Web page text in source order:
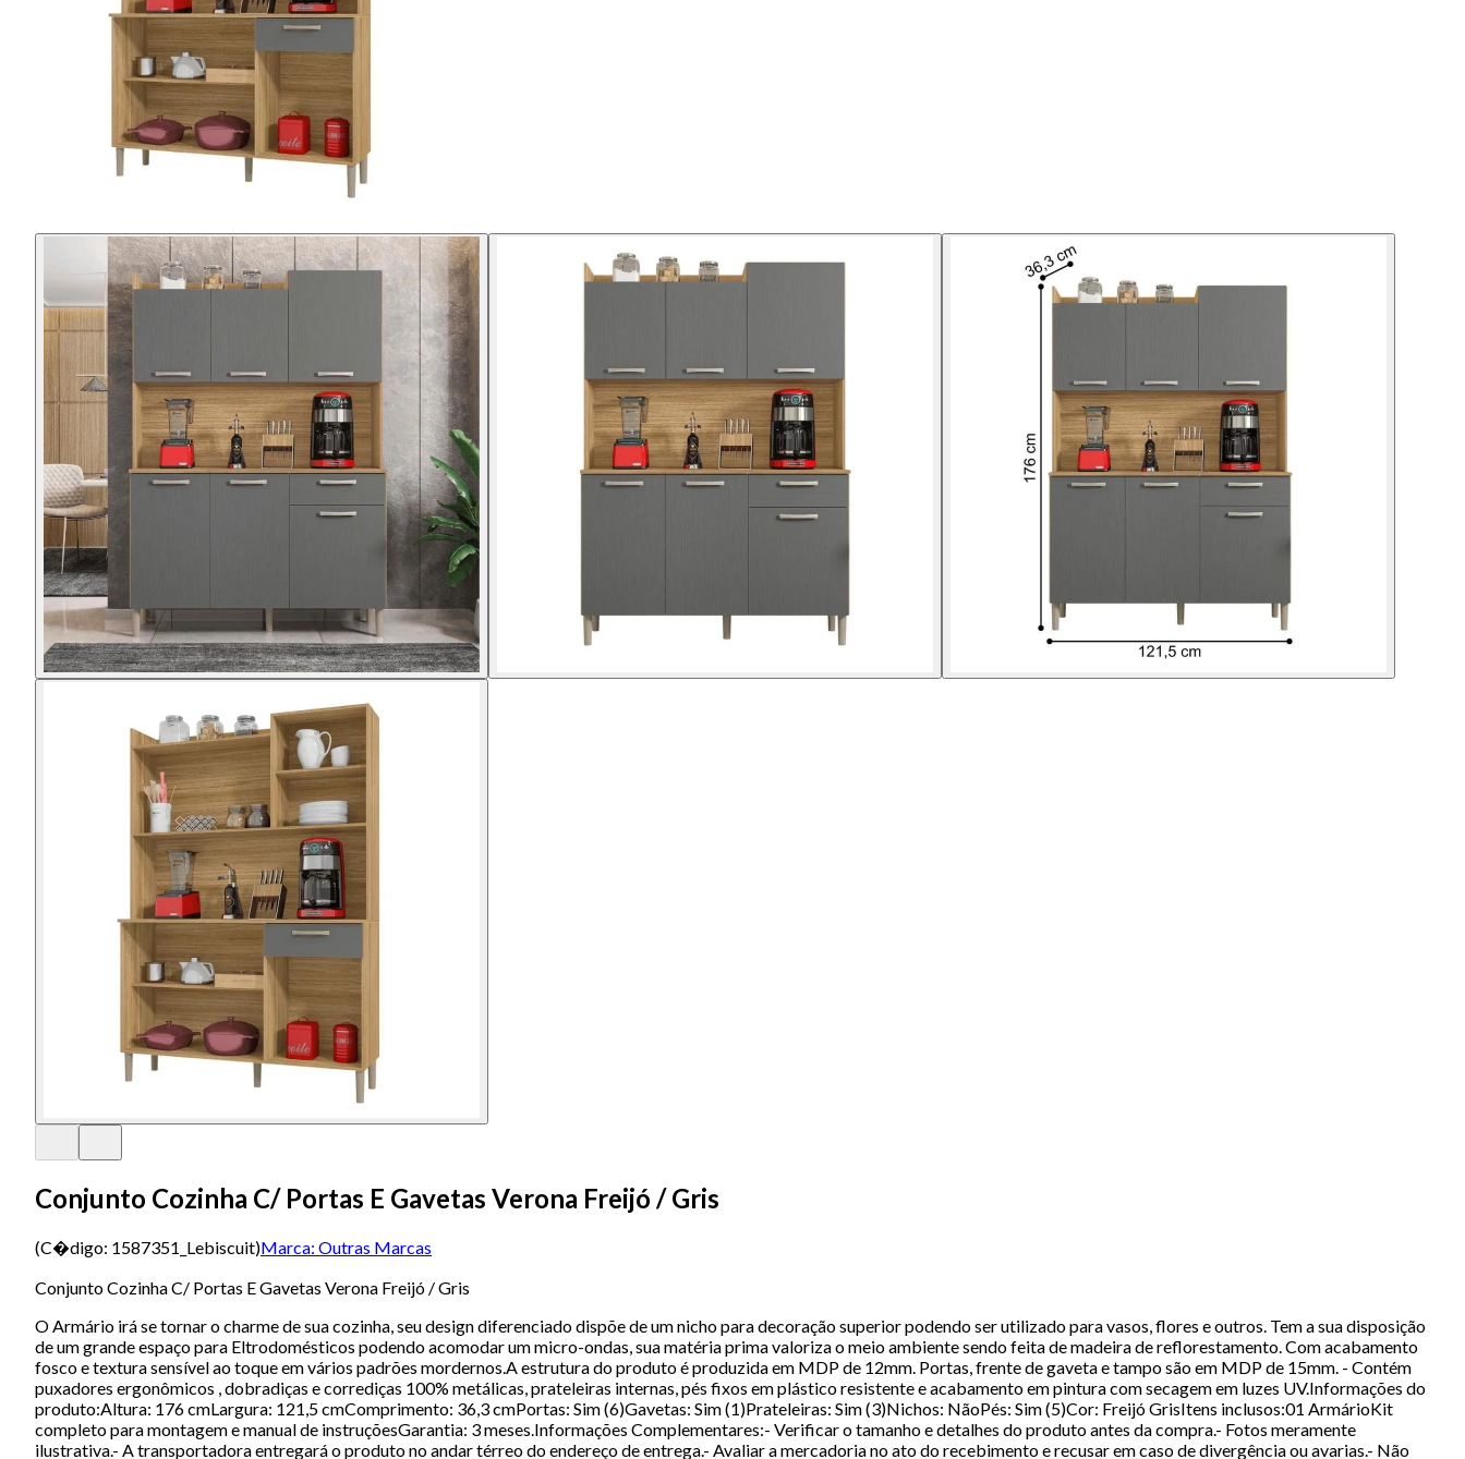
Conjunto Cozinha C/ Portas E Gavetas Verona Freijó / Gris
(C�digo: 1587351_Lebiscuit)Marca: Outras Marcas
Conjunto Cozinha C/ Portas E Gavetas Verona Freijó / Gris
O Armário irá se tornar o charme de sua cozinha, seu design diferenciado dispõe de um nicho para decoração superior podendo ser utilizado para vasos, flores e outros. Tem a sua disposição
de um grande espaço para Eltrodomésticos podendo acomodar um micro-ondas, sua matéria prima valoriza o meio ambiente sendo feita de madeira de reflorestamento. Com acabamento
fosco e textura sensível ao toque em vários padrões mordernos.A estrutura do produto é produzida em MDP de 12mm. Portas, frente de gaveta e tampo são em MDP de 15mm. - Contém
puxadores ergonômicos , dobradiças e corrediças 100% metálicas, prateleiras internas, pés fixos em plástico resistente e acabamento em pintura com secagem em luzes UV.Informações do
produto:Altura: 176 cmLargura: 121,5 cmComprimento: 36,3 cmPortas: Sim (6)Gavetas: Sim (1)Prateleiras: Sim (3)Nichos: NãoPés: Sim (5)Cor: Freijó GrisItens inclusos:01 ArmárioKit
completo para montagem e manual de instruçõesGarantia: 3 meses.Informações Complementares:- Verificar o tamanho e detalhes do produto antes da compra.- Fotos meramente
ilustrativa.- A transportadora entregará o produto no andar térreo do endereço de entrega.- Avaliar a mercadoria no ato do recebimento e recusar em caso de divergência ou avarias.- Não